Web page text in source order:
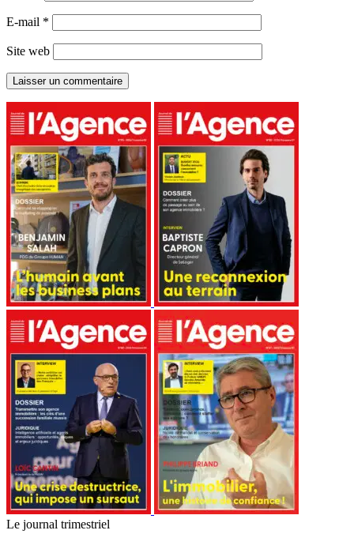
E-mail *
Site web
Le journal trimestriel